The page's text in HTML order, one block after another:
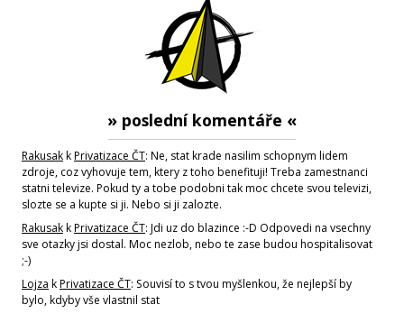
» poslední komentáře «
RakusakkPrivatizace ČT: Ne, stat krade nasilim schopnym lidem
zdroje, coz vyhovuje tem, ktery z toho benefituji! Treba zamestnanci
statni televize. Pokud ty a tobe podobni tak moc chcete svou televizi,
slozte se a kupte si ji. Nebo si ji zalozte.
RakusakkPrivatizace ČT: Jdi uz do blazince :-D Odpovedi na vsechny
sve otazky jsi dostal. Moc nezlob, nebo te zase budou hospitalisovat
;-)
Lojza kPrivatizace ČT: Souvisí to s tvou myšlenkou, že nejlepší by
bylo, kdyby vše vlastnil stat